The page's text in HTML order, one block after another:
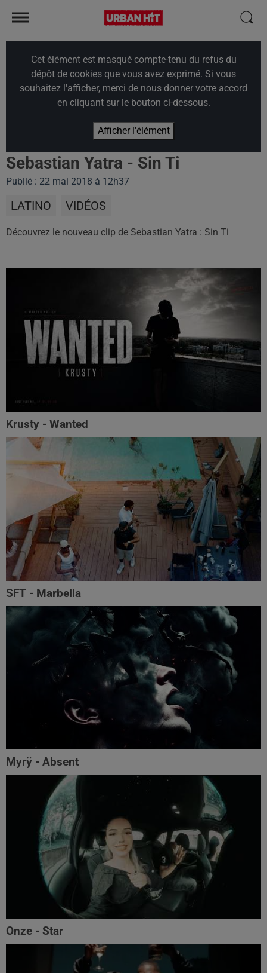
Cet élément est masqué compte-tenu du refus du
dépôt de cookies que vous avez exprimé. Si vous
souhaitez l'afficher, merci de nous donner votre accord
en cliquant sur le bouton ci-dessous.
Afficher l'élément
Sebastian Yatra - Sin Ti
Publié : 22 mai 2018 à 12h37
LATINO VIDÉOS
Découvrez le nouveau clip de Sebastian Yatra : Sin Ti
Krusty - Wanted
SFT - Marbella
Myrÿ - Absent
Onze - Star